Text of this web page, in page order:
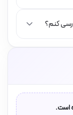
کنم؟
است.